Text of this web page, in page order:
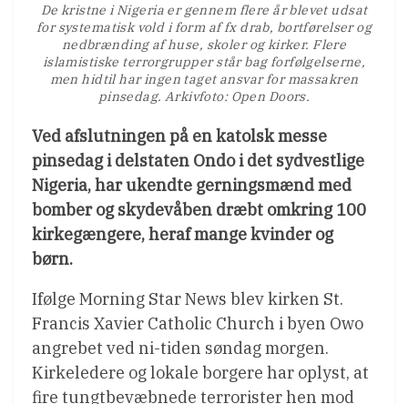
De kristne i Nigeria er gennem flere år blevet udsat
for systematisk vold i form af fx drab, bortførelser og
nedbrænding af huse, skoler og kirker. Flere
islamistiske terrorgrupper står bag forfølgelserne,
men hidtil har ingen taget ansvar for massakren
pinsedag. Arkivfoto: Open Doors.
Ved afslutningen på en katolsk messe
pinsedag i delstaten Ondo i det sydvestlige
Nigeria, har ukendte gerningsmænd med
bomber og skydevåben dræbt omkring 100
kirkegængere, heraf mange kvinder og
børn.
Ifølge Morning Star News blev kirken St.
Francis Xavier Catholic Church i byen Owo
angrebet ved ni-tiden søndag morgen.
Kirkeledere og lokale borgere har oplyst, at
fire tungtbevæbnede terrorister hen mod